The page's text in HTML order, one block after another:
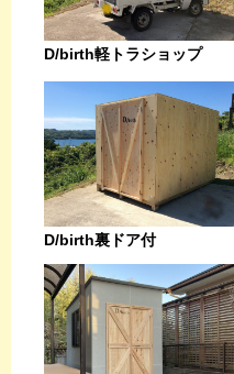
D/birth軽トラショップ
D/birth裏ドア付